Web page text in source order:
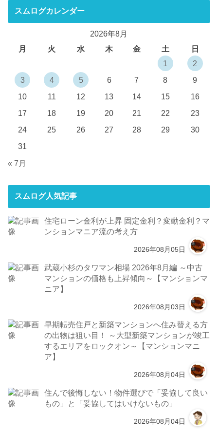
スムログカレンダー
2026年8月
月
火 水 木 金 土
日
1
2
3
4 5 6 7 8
9
10
11 12 13 14 15
16
17
18 19 20 21 22
23
24
25 26 27 28 29
30
31
« 7月
スムログ人気記事
住宅ローン金利が上昇 固定金利？変動金利？マ
ンションマニア流の考え方
2026年08月05日
武蔵小杉のタワマン相場 2026年8月編 ～中古
マンションの価格も上昇傾向～【マンションマ
ニア】
2026年08月03日
早期転売住戸と新築マンションへ住み替える方
の出物は狙い目！ ～大型新築マンションが竣工
するエリアをロックオン～【マンションマニ
ア】
2026年08月04日
住んで後悔しない！物件選びで「妥協して良い
もの」と「妥協してはいけないもの」
2026年08月04日